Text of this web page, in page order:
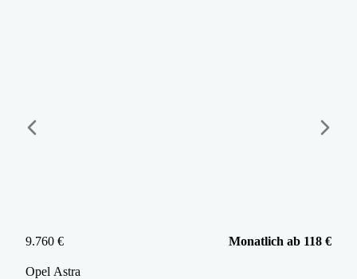
9.760 € Monatlich ab 118 €
Opel Astra